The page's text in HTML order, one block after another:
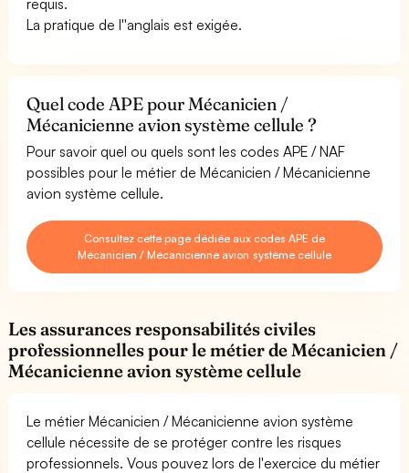
La pratique de l''anglais est exigée.
Quel code APE pour Mécanicien /
Mécanicienne avion système cellule ?
Pour savoir quel ou quels sont les codes APE / NAF
possibles pour le métier de Mécanicien / Mécanicienne
avion système cellule.
Consultez cette page dédiée aux codes APE de
Mécanicien / Mécanicienne avion système cellule
Les assurances responsabilités civiles
professionnelles pour le métier de Mécanicien /
Mécanicienne avion système cellule
Le métier Mécanicien / Mécanicienne avion système
cellule nécessite de se protéger contre les risques
professionnels. Vous pouvez lors de l'exercice du métier